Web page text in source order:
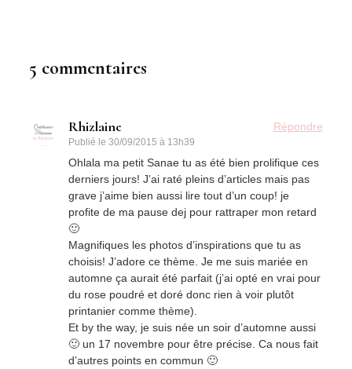
5 commentaires
Rhizlaine
Publié le30/09/2015 à 13h39
Répondre
Ohlala ma petit Sanae tu as été bien prolifique ces
derniers jours! J’ai raté pleins d’articles mais pas
grave j’aime bien aussi lire tout d’un coup! je
profite de ma pause dej pour rattraper mon retard
🙂
Magnifiques les photos d’inspirations que tu as
choisis! J’adore ce thème. Je me suis mariée en
automne ça aurait été parfait (j’ai opté en vrai pour
du rose poudré et doré donc rien à voir plutôt
printanier comme thème).
Et by the way, je suis née un soir d’automne aussi
🙂 un 17 novembre pour être précise. Ca nous fait
d’autres points en commun 🙂